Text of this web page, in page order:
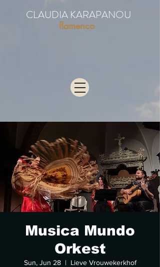
CLAUDIA KARAPANOU
flamenco
Musica Mundo
Orkest
Sun, Jun 28
  |
Lieve Vrouwekerkhof